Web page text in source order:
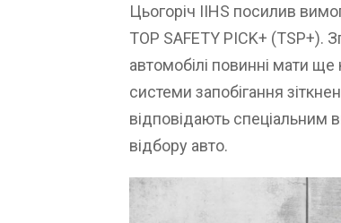
Цьогоріч IIHS посилив
TOP SAFETY PICK+ (TSP+).
автомобілі повинні мати ще
системи запобігання
відповідають спеціальним
відбору авто.